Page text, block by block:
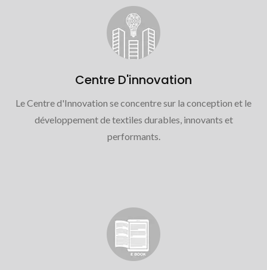
Centre D'innovation
Le Centre d'Innovation se concentre sur la conception et le
développement de textiles durables, innovants et
performants.